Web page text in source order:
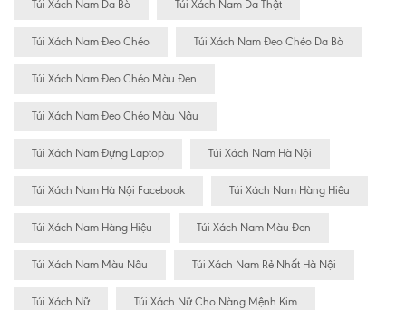
Túi Xách Nam Da Bò Túi Xách Nam Da Thật
Túi Xách Nam Đeo Chéo Túi Xách Nam Đeo Chéo Da Bò
Túi Xách Nam Đeo Chéo Màu Đen
Túi Xách Nam Đeo Chéo Màu Nâu
Túi Xách Nam Đựng Laptop Túi Xách Nam Hà Nội
Túi Xách Nam Hà Nội Facebook Túi Xách Nam Hàng Hiêu
Túi Xách Nam Hàng Hiệu Túi Xách Nam Màu Đen
Túi Xách Nam Màu Nâu Túi Xách Nam Rẻ Nhất Hà Nội
Túi Xách Nữ Túi Xách Nữ Cho Nàng Mệnh Kim